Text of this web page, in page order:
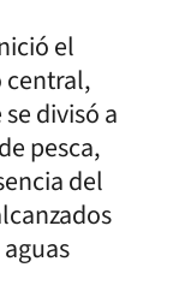
el
central,
divisó a
pesca,
del